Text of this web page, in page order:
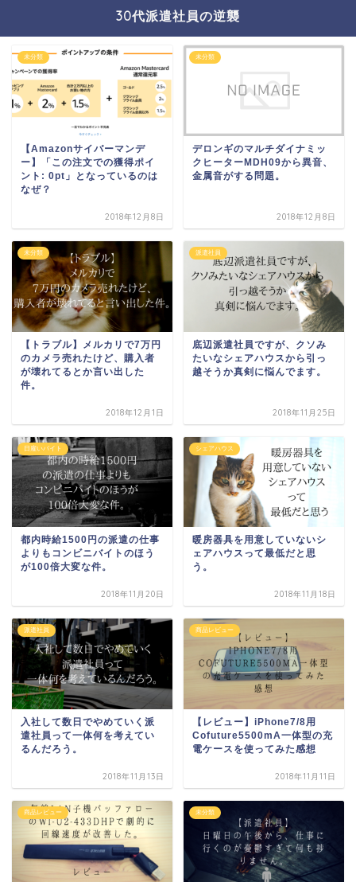
30代派遣社員の逆襲
未分類
【Amazonサイバーマンデ
ー】「この注文での獲得ポイ
ント: 0pt」となっているのは
なぜ？
2018年12月8日
未分類
デロンギのマルチダイナミッ
クヒーターMDH09から異音、
金属音がする問題。
2018年12月8日
未分類
【トラブル】メルカリで7万円
のカメラ売れたけど、購入者
が壊れてるとか言い出した
件。
2018年12月1日
派遣社員
底辺派遣社員ですが、クソみ
たいなシェアハウスから引っ
越そうか真剣に悩んでます。
2018年11月25日
日雇いバイト
都内時給1500円の派遣の仕事
よりもコンビニバイトのほう
が100倍大変な件。
2018年11月20日
シェアハウス
暖房器具を用意していないシ
ェアハウスって最低だと思
う。
2018年11月18日
派遣社員
入社して数日でやめていく派
遣社員って一体何を考えてい
るんだろう。
2018年11月13日
商品レビュー
【レビュー】iPhone7/8用
Cofuture5500mA一体型の充
電ケースを使ってみた感想
2018年11月11日
商品レビュー 未分類